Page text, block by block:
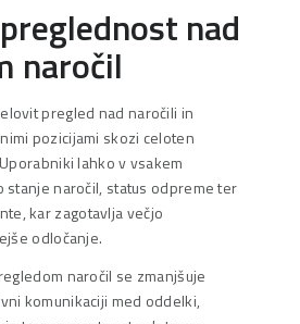
nad
naročil
pregled nad naročili in
pozicijami skozi celoten
lahko v vsakem
stanje naročil, status odpreme ter
kar zagotavlja večjo
odločanje.
naročil se zmanjšuje
komunikaciji med oddelki,